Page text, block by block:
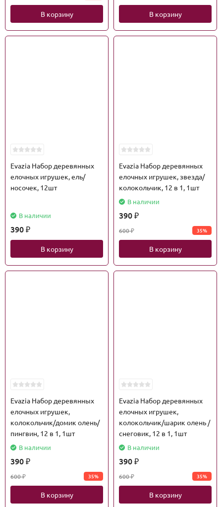
В корзину В корзину
Evazia Набор деревянных
елочных игрушек, ель/
носочек, 12шт
В наличии
390 ₽
В корзину
Evazia Набор деревянных
елочных игрушек, звезда/
колокольчик, 12 в 1, 1шт
В наличии
390 ₽
600₽ 35%
В корзину
Evazia Набор деревянных
елочных игрушек,
колокольчик/домик олень/
пингвин, 12 в 1, 1шт
В наличии
390 ₽
600₽ 35%
В корзину
Evazia Набор деревянных
елочных игрушек,
колокольчик/шарик олень /
снеговик, 12 в 1, 1шт
В наличии
390 ₽
600₽ 35%
В корзину